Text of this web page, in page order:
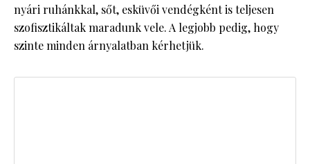
nyári ruhánkkal, sőt, esküvői vendégként is teljesen
szofisztikáltak maradunk vele. A legjobb pedig, hogy
szinte minden árnyalatban kérhetjük.